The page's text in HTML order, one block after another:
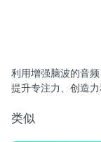
利用增强脑波的音
提升专注力、创造
类似